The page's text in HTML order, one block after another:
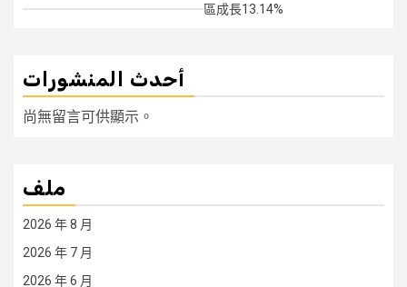
區成長13.14%
أحدث المنشورات
尚無留言可供顯示。
ملف
2026 年 8 月
2026 年 7 月
2026 年 6 月